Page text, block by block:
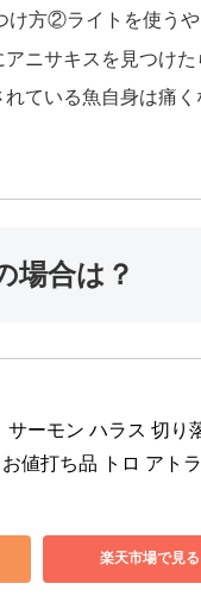
け方②ライトを使う
ニサキスを見つけた
ている魚自身は痛く
場合は？
サーモン ハラス 切り
値打ち品 トロ アト
楽天市場で見る